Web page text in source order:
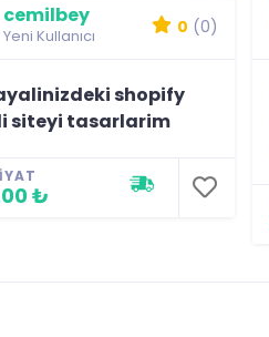
cemilbey
Yeni Kullanıcı 0 (0)
shopify
siteyi tasarlarim
₺